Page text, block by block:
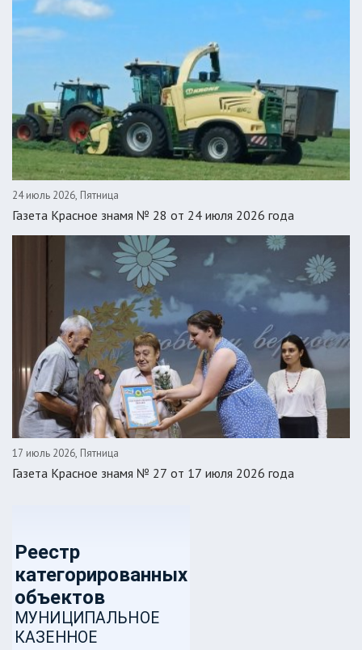
24 июль 2026, Пятница
Газета Красное знамя № 28 от 24 июля 2026 года
17 июль 2026, Пятница
Газета Красное знамя № 27 от 17 июля 2026 года